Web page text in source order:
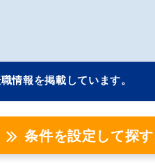
情報を掲載しています。
条件を設定して探す